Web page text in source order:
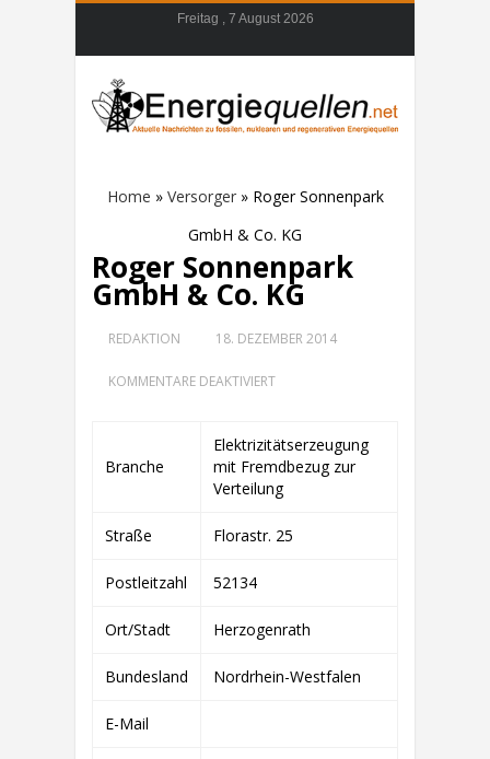
Freitag , 7 August 2026
Home » Versorger» Roger Sonnenpark
GmbH & Co. KG
Roger Sonnenpark
GmbH & Co. KG
REDAKTION 18. DEZEMBER 2014
KOMMENTARE DEAKTIVIERTFÜR
&
CO.
KG
Branche
Elektrizitätserzeugung
mit Fremdbezug zur
Verteilung
Straße Florastr. 25
Postleitzahl 52134
Ort/Stadt Herzogenrath
Bundesland Nordrhein-Westfalen
E-Mail